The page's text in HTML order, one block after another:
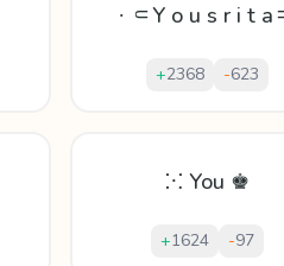
∙ ⸦Y o u s r i t
+2368 -623
⁙ You ♚
+1624 -97